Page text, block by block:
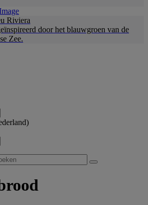
Riviera
door het blauwgroen van de
Zee.